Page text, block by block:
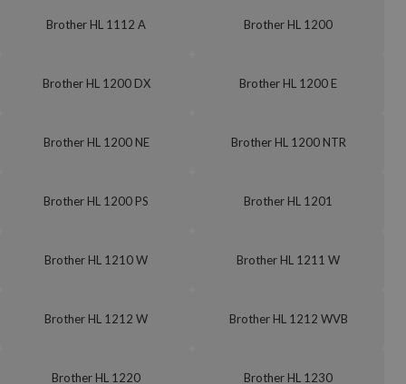
Brother HL 1112 A Brother HL 1200
Brother HL 1200 DX Brother HL 1200 E
Brother HL 1200 NE Brother HL 1200 NTR
Brother HL 1200 PS Brother HL 1201
Brother HL 1210 W Brother HL 1211 W
Brother HL 1212 W Brother HL 1212 WVB
Brother HL 1220 Brother HL 1230